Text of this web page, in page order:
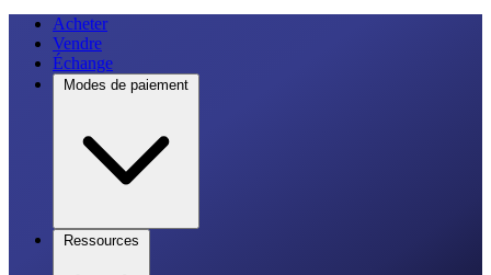
Acheter
Vendre
Échange
Modes de paiement
Ressources